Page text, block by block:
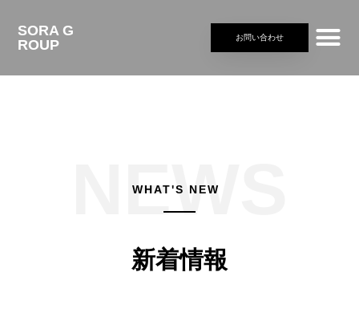
SORA G
ROUP
お問い合わせ
WHAT'S NEW
新着情報